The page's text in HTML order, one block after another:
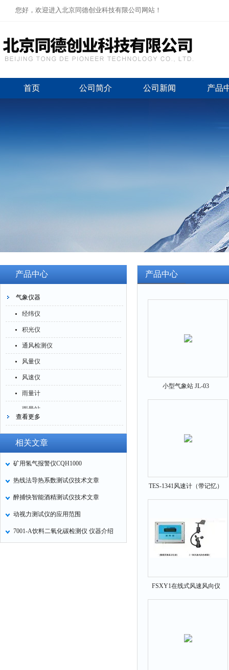
您好，欢迎进入北京同德创业科技有限公司网站！
首页 公司简介 公司新闻 产品
产品中心
气象仪器
经纬仪
积光仪
通风检测仪
风量仪
风速仪
雨量计
雨量站
风向标
气象站
查看更多
相关文章
矿用氢气报警仪CQH1000
热线法导热系数测试仪技术文章
醉捕快智能酒精测试仪技术文章
动视力测试仪的应用范围
7001-A饮料二氧化碳检测仪 仪器介绍
产品中心
小型气象站 JL-03
TES-1341风速计（带记忆）
FSXY1在线式风速风向仪